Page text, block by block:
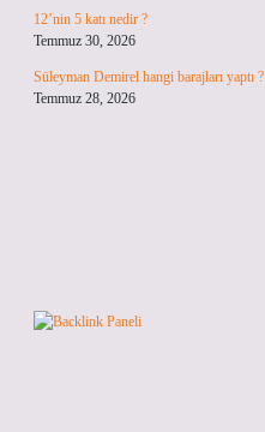
12’nin 5 katı nedir ?
Temmuz 30, 2026
Süleyman Demirel hangi barajları yaptı ?
Temmuz 28, 2026